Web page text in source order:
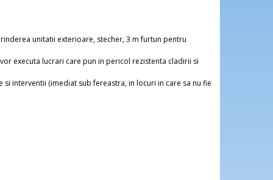
unitatii exterioare, stecher, 3 m furtun pentru
executa lucrari care pun in pericol rezistenta cladirii si
interventii (imediat sub fereastra, in locuri in care sa nu fie